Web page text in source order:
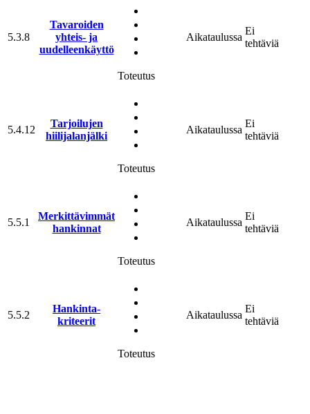
5.3.8
Tavaroiden
yhteis- ja
uudelleenkäyttö
Toteutus
Aikataulussa
Ei
tehtäviä
5.4.12
Tarjoilujen
hiilijalanjälki
Toteutus
Aikataulussa
Ei
tehtäviä
5.5.1
Merkittävimmät
hankinnat
Toteutus
Aikataulussa
Ei
tehtäviä
5.5.2
Hankinta­
kriteerit
Toteutus
Aikataulussa
Ei
tehtäviä